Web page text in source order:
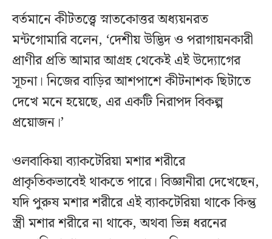
বর্তমানে কীটতত্ত্বে স্নাতকোত্তর অধ্যয়নরত
মন্টগোমারি বলেন, ‘দেশীয় উদ্ভিদ ও পরাগায়নকারী
প্রাণীর প্রতি আমার আগ্রহ থেকেই এই উদ্যোগের
সূচনা। নিজের বাড়ির আশপাশে কীটনাশক ছিটাতে
দেখে মনে হয়েছে, এর একটি নিরাপদ বিকল্প
প্রয়োজন।’
ওলবাকিয়া ব্যাকটেরিয়া মশার শরীরে
প্রাকৃতিকভাবেই থাকতে পারে। বিজ্ঞানীরা দেখেছেন,
যদি পুরুষ মশার শরীরে এই ব্যাকটেরিয়া থাকে কিন্তু
স্ত্রী মশার শরীরে না থাকে, অথবা ভিন্ন ধরনের